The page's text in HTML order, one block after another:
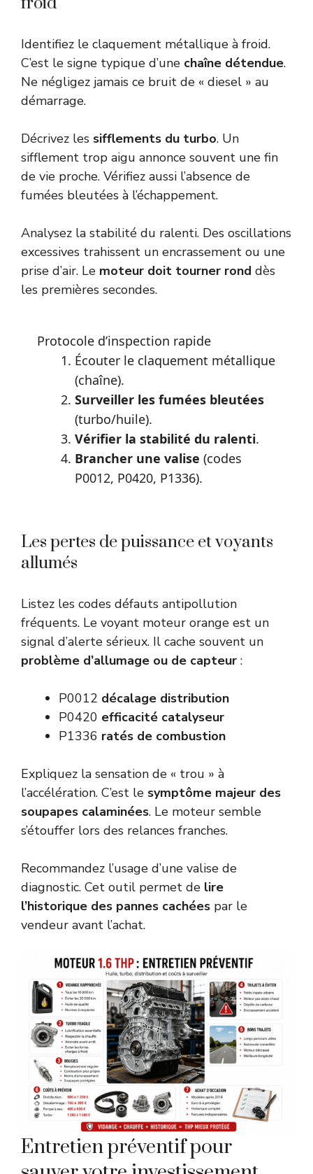
Identifiez le claquement métallique à froid.
C’est le signe typique d’une chaîne détendue.
Ne négligez jamais ce bruit de « diesel » au
démarrage.
Décrivez les sifflements du turbo. Un
sifflement trop aigu annonce souvent une fin
de vie proche. Vérifiez aussi l’absence de
fumées bleutées à l’échappement.
Analysez la stabilité du ralenti. Des oscillations
excessives trahissent un encrassement ou une
prise d’air. Le moteur doit tourner rond dès
les premières secondes.
Protocole d’inspection rapide
Écouter le claquement métallique
(chaîne).
Surveiller les fumées bleutées
(turbo/huile).
Vérifier la stabilité du ralenti.
Brancher une valise (codes
P0012, P0420, P1336).
Les pertes de puissance et voyants
allumés
Listez les codes défauts antipollution
fréquents. Le voyant moteur orange est un
signal d’alerte sérieux. Il cache souvent un
problème d’allumage ou de capteur :
P0012 décalage distribution
P0420 efficacité catalyseur
P1336 ratés de combustion
Expliquez la sensation de « trou » à
l’accélération. C’est le symptôme majeur des
soupapes calaminées. Le moteur semble
s’étouffer lors des relances franches.
Recommandez l’usage d’une valise de
diagnostic. Cet outil permet de lire
l’historique des pannes cachées par le
vendeur avant l’achat.
Entretien préventif pour